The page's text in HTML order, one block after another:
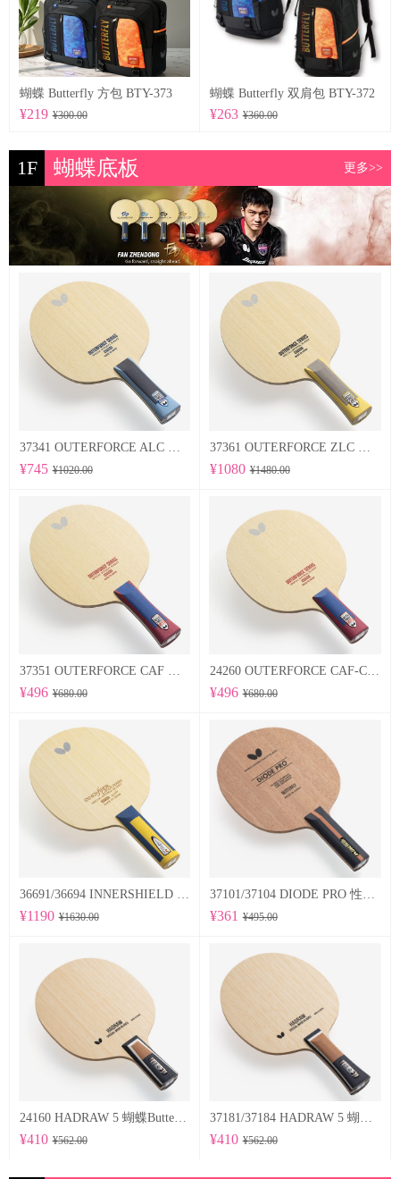
蝴蝶 Butterfly 方包 BTY-373
¥219 ¥300.00
蝴蝶 Butterfly 双肩包 BTY-372
¥263 ¥360.00
1F 蝴蝶底板 更多>>
¥745 ¥1020.00 ¥1080 ¥1480.00
¥496 ¥680.00
24260 OUTERFORCE CAF-CS 蝴蝶Butterfly 专业底板
¥496 ¥680.00
¥1190 ¥1630.00 ¥361 ¥495.00
24160 HADRAW 5 蝴蝶Butterfly 专业底板
¥410 ¥562.00 ¥410 ¥562.00